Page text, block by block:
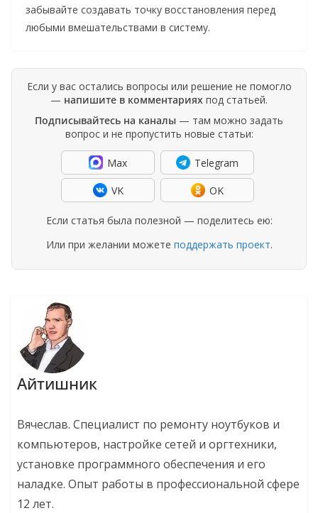
забывайте создавать точку восстановления перед
любыми вмешательствами в систему.
Если у вас остались вопросы или решение не помогло
— напишите в комментариях под статьей.
Подписывайтесь на каналы — там можно задать
вопрос и не пропустить новые статьи:
Max Telegram
VK OK
Если статья была полезной — поделитесь ею:
Или при желании можете поддержать проект.
Айтишник
Вячеслав. Специалист по ремонту ноутбуков и
компьютеров, настройке сетей и оргтехники,
установке программного обеспечения и его
наладке. Опыт работы в профессиональной сфере
12 лет.